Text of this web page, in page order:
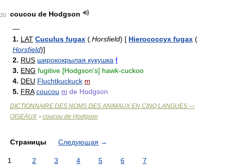
20
coucou de Hodgson
—
1. LAT Cuculus fugax ( .Horsfield) [ Hierococcyx fugax (
Horsfield)]
2. RUS ширококрылая кукушка f
3. ENG fugitive [Hodgson’s] hawk-cuckoo
4. DEU Fluchtkuckuck m
5. FRA coucou m de Hodgson
DICTIONNAIRE DES NOMS DES ANIMAUX EN CINQ LANGUES —
OISEAUX > coucou de Hodgson
Страницы Следующая →
1 2 3 4 5 6 7